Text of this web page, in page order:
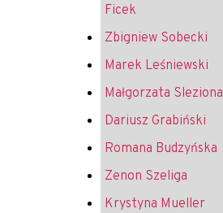
Ficek
Zbigniew Sobecki
Marek Leśniewski
Małgorzata Sleziona
Dariusz Grabiński
Romana Budzyńska
Zenon Szeliga
Krystyna Mueller